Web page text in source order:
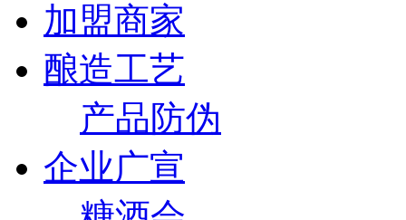
加盟商家
酿造工艺
产品防伪
企业广宣